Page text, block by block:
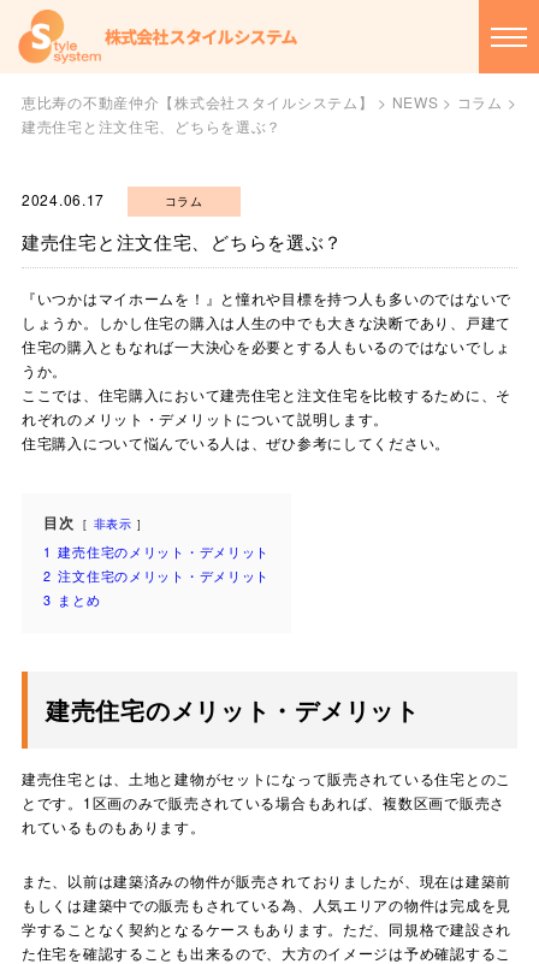
恵比寿の不動産仲介【株式会社スタイルシステム】 > NEWS > コラム >
建売住宅と注文住宅、どちらを選ぶ？
2024.06.17 コラム
建売住宅と注文住宅、どちらを選ぶ？
『いつかはマイホームを！』と憧れや目標を持つ人も多いのではないで
しょうか。しかし住宅の購入は人生の中でも大きな決断であり、戸建て
住宅の購入ともなれば一大決心を必要とする人もいるのではないでしょ
うか。
ここでは、住宅購入において建売住宅と注文住宅を比較するために、そ
れぞれのメリット・デメリットについて説明します。
住宅購入について悩んでいる人は、ぜひ参考にしてください。
目次 非表示
1 建売住宅のメリット・デメリット
2 注文住宅のメリット・デメリット
3 まとめ
建売住宅のメリット・デメリット
建売住宅とは、土地と建物がセットになって販売されている住宅とのこ
とです。1区画のみで販売されている場合もあれば、複数区画で販売さ
れているものもあります。
また、以前は建築済みの物件が販売されておりましたが、現在は建築前
もしくは建築中での販売もされている為、人気エリアの物件は完成を見
学することなく契約となるケースもあります。ただ、同規格で建設され
た住宅を確認することも出来るので、大方のイメージは予め確認するこ